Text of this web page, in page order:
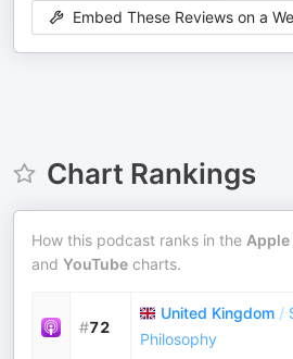
Embed These Reviews on a
Chart Rankings
How this podcast ranks in the
and YouTube charts.
#72
United Kingdom /
Philosophy